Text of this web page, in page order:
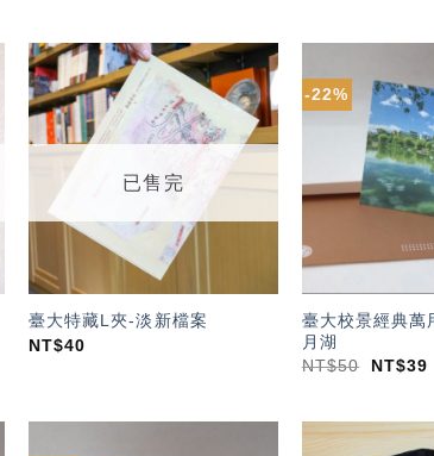
加入
「願
望輕
單」
已售完
臺大特藏L夾-淡新檔案
NT$40
-22%
臺大校景經典萬
月湖
NT$50 NT$39